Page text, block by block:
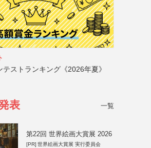
ストランキング《2026年夏》
表 一覧
第22回 世界絵画大賞展 2026
[PR] 世界絵画大賞展 実行委員会